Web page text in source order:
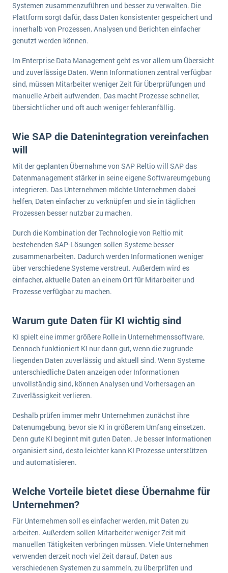
Systemen zusammenzuführen und besser zu verwalten. Die
Plattform sorgt dafür, dass Daten konsistenter gespeichert und
innerhalb von Prozessen, Analysen und Berichten einfacher
genutzt werden können.
Im Enterprise Data Management geht es vor allem um Übersicht
und zuverlässige Daten. Wenn Informationen zentral verfügbar
sind, müssen Mitarbeiter weniger Zeit für Überprüfungen und
manuelle Arbeit aufwenden. Das macht Prozesse schneller,
übersichtlicher und oft auch weniger fehleranfällig.
Wie SAP die Datenintegration vereinfachen
will
Mit der geplanten Übernahme von SAP Reltio will SAP das
Datenmanagement stärker in seine eigene Softwareumgebung
integrieren. Das Unternehmen möchte Unternehmen dabei
helfen, Daten einfacher zu verknüpfen und sie in täglichen
Prozessen besser nutzbar zu machen.
Durch die Kombination der Technologie von Reltio mit
bestehenden SAP-Lösungen sollen Systeme besser
zusammenarbeiten. Dadurch werden Informationen weniger
über verschiedene Systeme verstreut. Außerdem wird es
einfacher, aktuelle Daten an einem Ort für Mitarbeiter und
Prozesse verfügbar zu machen.
Warum gute Daten für KI wichtig sind
KI spielt eine immer größere Rolle in Unternehmenssoftware.
Dennoch funktioniert KI nur dann gut, wenn die zugrunde
liegenden Daten zuverlässig und aktuell sind. Wenn Systeme
unterschiedliche Daten anzeigen oder Informationen
unvollständig sind, können Analysen und Vorhersagen an
Zuverlässigkeit verlieren.
Deshalb prüfen immer mehr Unternehmen zunächst ihre
Datenumgebung, bevor sie KI in größerem Umfang einsetzen.
Denn gute KI beginnt mit guten Daten. Je besser Informationen
organisiert sind, desto leichter kann KI Prozesse unterstützen
und automatisieren.
Welche Vorteile bietet diese Übernahme für
Unternehmen?
Für Unternehmen soll es einfacher werden, mit Daten zu
arbeiten. Außerdem sollen Mitarbeiter weniger Zeit mit
manuellen Tätigkeiten verbringen müssen. Viele Unternehmen
verwenden derzeit noch viel Zeit darauf, Daten aus
verschiedenen Systemen zu sammeln, zu überprüfen und